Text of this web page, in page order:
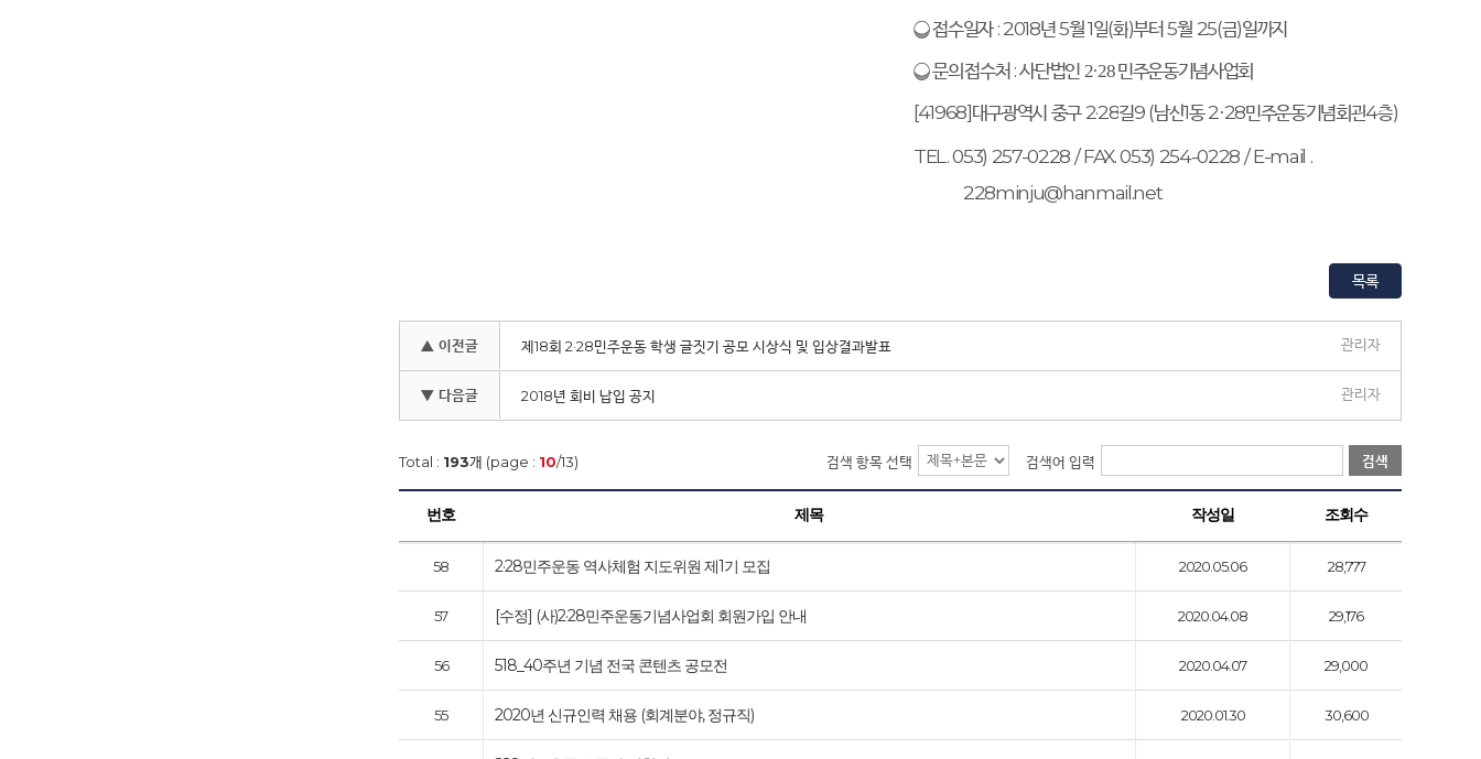
❍접수일자: 2018년5월1일(화)부터5월 25(금)일까지
❍문의·접수처:사단법인 2·28민주운동기념사업회
[41968]대구광역시 중구2·28길9 (남산1동2·28민주운동기념회관4층)
TEL. 053) 257-0228 / FAX. 053) 254-0228 / E-mail .
228minju@hanmail.net
목록
▲ 이전글 제18회 2·28민주운동 학생 글짓기 공모 시상식 및 입상결과발표 관리자
▼ 다음글 2018년 회비 납입 공지 관리자
Total : 193개 (page : 10/13) 검색 항목 선택 검색어 입력 검색
번호 제목 작성일 조회수
58 2·28민주운동 역사체험 지도위원 제1기 모집 2020.05.06 28,777
57 [수정] (사)2·28민주운동기념사업회 회원가입 안내 2020.04.08 29,176
56 518_40주년 기념 전국 콘텐츠 공모전 2020.04.07 29,000
55 2020년 신규인력 채용 (회계분야, 정규직) 2020.01.30 30,600